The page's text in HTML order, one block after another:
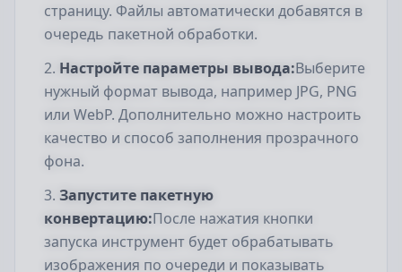
страницу. Файлы автоматически добавятся в
очередь пакетной обработки.
Настройте параметры вывода:Выберите
нужный формат вывода, например JPG, PNG
или WebP. Дополнительно можно настроить
качество и способ заполнения прозрачного
фона.
Запустите пакетную
конвертацию:После нажатия кнопки
запуска инструмент будет обрабатывать
изображения по очереди и показывать